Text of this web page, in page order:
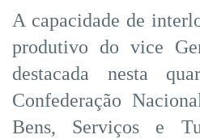
A capacidade de
produtivo do vice
destacada nesta
Confederação
Bens, Serviços e